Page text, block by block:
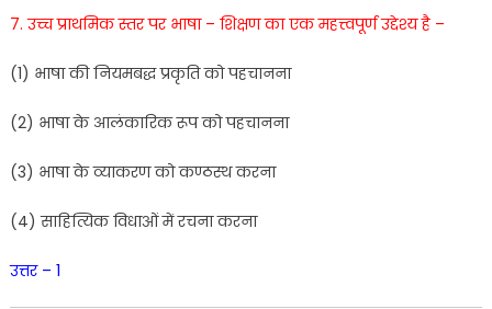
7.उच्च प्राथमिक स्तरपर भाषा – शिक्षणकाएकमहत्त्वपूर्णउद्देश्यहै –
(1) भाषाकी नियमबद्ध प्रकृति को पहचानना
(2) भाषा के आलंकारिक रूप को पहचानना
(3) भाषाकेव्याकरणकोकण्ठस्थकरना
(4)साहित्यिकविधाओंमेंरचनाकरना
उत्तर – 1